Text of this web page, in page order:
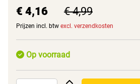
€ 4,16 € 4,99
Prijzen incl. btw excl. verzendkosten
Op voorraad